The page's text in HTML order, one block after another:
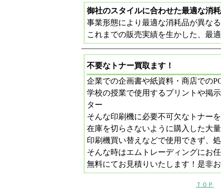
御社のスタイルに合わせた最適な消
事業形態により最適な消耗品が異な
これまでの販売実績を生かした、最
不要なトナー買取ます！
企業での企画書や紙資料・商店での
学校の授業で使用するプリントや掲
ター
そんな印刷機に必要不可欠なトナー
在庫を切らさないように購入した大
印刷機買い替えなどで使用できず、
そんな時はエムトレーディングにお
無料にてお見積りいたします！是非
ＴＯＰ